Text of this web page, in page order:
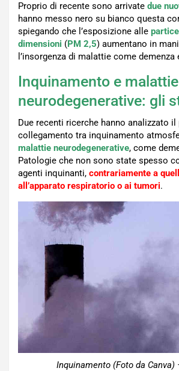
Proprio di recente sono arrivate due
hanno messo nero su bianco questa
spiegando che l’esposizione alle
dimensioni (PM 2,5) aumentano in
l’insorgenza di malattie come demenza
Inquinamento e malattie
neurodegenerative: gli
Due recenti ricerche hanno analizzato
collegamento tra inquinamento
malattie neurodegenerative, come
Patologie che non sono state spesso
agenti inquinanti, contrariamente a
all’apparato respiratorio o ai tumori.
Inquinamento (Foto da Canva)